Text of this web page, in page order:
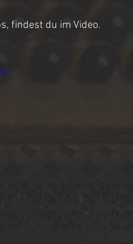
findest du im Video.